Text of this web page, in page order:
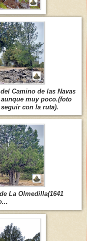
Camino de las Navas
muy poco.(foto
con la ruta).
La Olmedilla(1641